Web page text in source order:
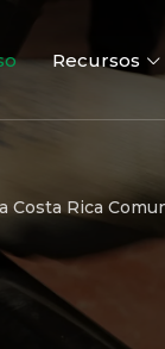
Portões vedação
Recursos
Costa Rica